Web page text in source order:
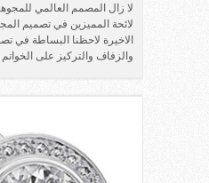
لا زال المصمم العالمي
لائحة المميزين في تصميم
الاخيرة لاحظنا البساطة في
والزفاف والتركيز على الخواتم